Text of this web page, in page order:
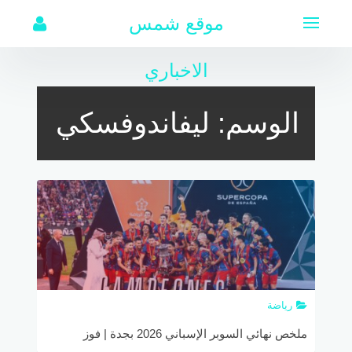
موقع شمس
الاخباري
الوسم: ليفاندوفسكي
رياضة
ملخص نهائي السوبر الإسباني 2026 بجدة | فوز